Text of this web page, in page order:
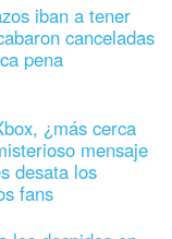
iban a tener
canceladas
pena
¿más cerca
mensaje
desata los
fans